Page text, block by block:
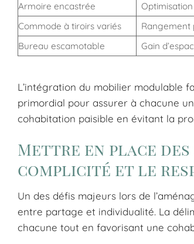
Armoire encastrée
Commode à tiroirs variés
Rangement
Bureau escamotable
Gain
L’intégration du mobilier modulable
primordial pour assurer à chacune
cohabitation paisible en évitant la
Mettre en place
complicité et le
Un des défis majeurs lors de
entre partage et individualité. La
chacune tout en favorisant une